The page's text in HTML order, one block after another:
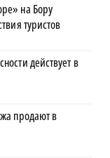
на Бору
туристов
действует в
продают в